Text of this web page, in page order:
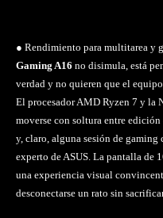
● Rendimiento para multitarea y
Gaming A16 no disimula, está
verdad y no quieren que el
El procesador AMD Ryzen 7 y la
moverse con soltura entre
y, claro, alguna sesión de gaming
experto de ASUS. La pantalla de
una experiencia visual
desconectarse un rato sin